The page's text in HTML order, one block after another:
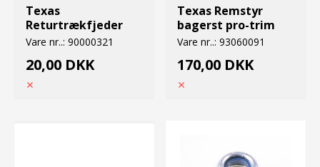
Texas
Returtrækfjeder
Vare nr..: 90000321
20,00 DKK
Texas Remstyr
bagerst pro-trim
Vare nr..: 93060091
170,00 DKK